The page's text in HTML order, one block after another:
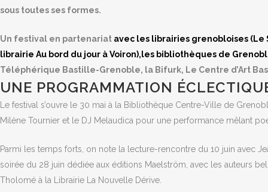
sous toutesses formes.
Un festival en partenariat avec les librairies grenobloises
librairie Au bord du jour à Voiron),les bibliothèques de
Téléphérique Bastille-Grenoble, la Bifurk, Le Centre d’Art
UNE PROGRAMMATION
Le festival s’ouvre le 30 mai à la Bibliothèque Centre-Ville de
Milène Tournier et le DJ Melaudica pour une performance mêlant
Parmi les temps forts, on note la lecture-rencontre du 10 juin avec
soirée du 28 juin dédiée aux éditions Maelström, avec les auteurs
Tholomé à la Librairie La Nouvelle Dérive.